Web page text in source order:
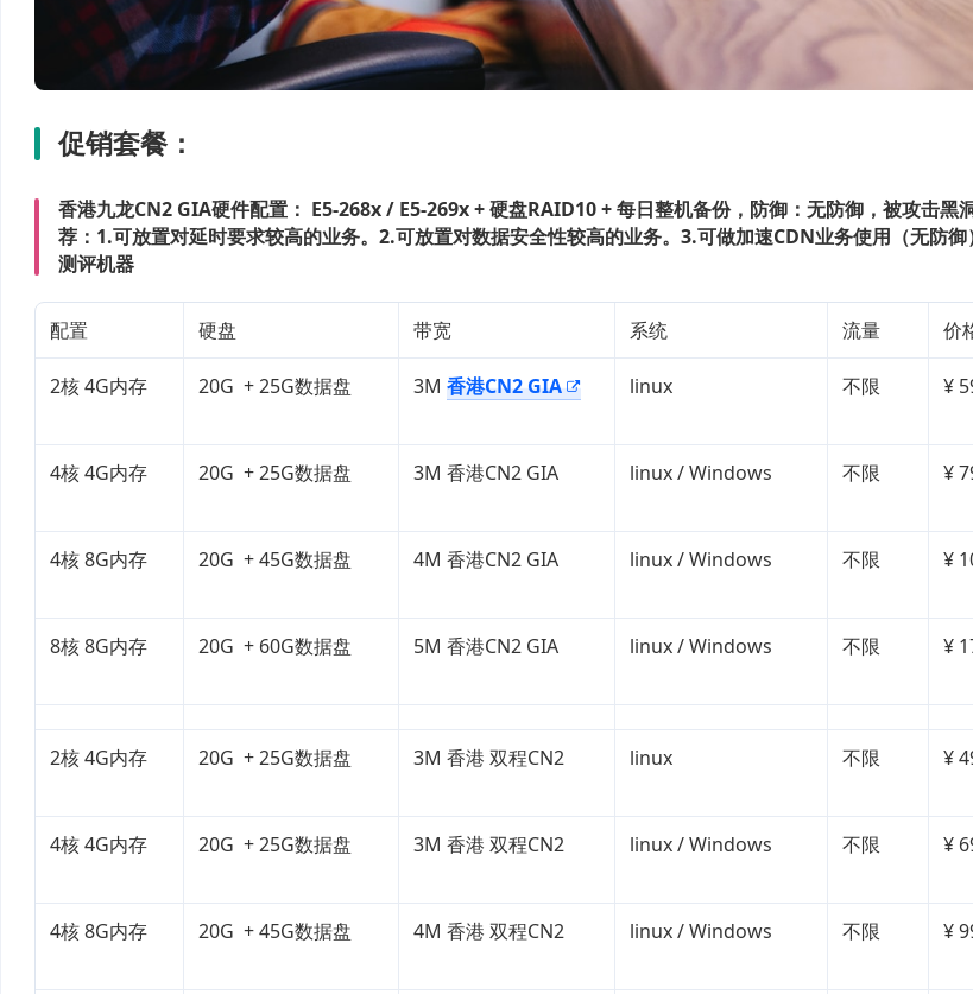
促销套餐：
香港九龙CN2 GIA硬件配置： E5-268x / E5-269x + 硬盘RAID10 + 每日整机备份， 防御： 无防御，被攻击黑
荐： 1.可放置对延时要求较高的业务。2.可放置对数据安全性较高的业务。3.可做加速CDN业务使用（无防
测评机器
配置 硬盘 带宽 系统 流量 价
2核 4G内存 20G + 25G数据盘 3M 香港CN2 GIA linux 不限 ¥
4核 4G内存 20G + 25G数据盘 3M 香港CN2 GIA linux / Windows 不限 ¥
4核 8G内存 20G + 45G数据盘 4M 香港CN2 GIA linux / Windows 不限 ¥
8核 8G内存 20G + 60G数据盘 5M 香港CN2 GIA linux / Windows 不限 ¥
2核 4G内存 20G + 25G数据盘 3M 香港 双程CN2 linux 不限 ¥
4核 4G内存 20G + 25G数据盘 3M 香港 双程CN2 linux / Windows 不限 ¥
4核 8G内存 20G + 45G数据盘 4M 香港 双程CN2 linux / Windows 不限 ¥